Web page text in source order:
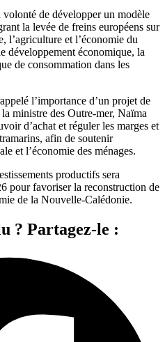
de développer un modèle
la levée de freins européens sur
l’agriculture et l’économie du
développement économique, la
de consommation dans les
l’importance d’un projet de
ministre des Outre-mer, Naïma
d’achat et réguler les marges et
afin de soutenir
et l’économie des ménages.
productifs sera
pour favoriser la reconstruction de
de la Nouvelle-Calédonie.
? Partagez-le :